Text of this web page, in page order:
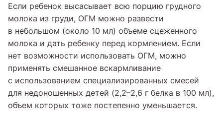
Если ребенок высасывает всю порцию грудного
молока из груди, ОГМ можно развести
в небольшом (около 10 мл) объеме сцеженного
молока и дать ребенку перед кормлением. Если
нет возможности использовать ОГМ, можно
применять смешанное вскармливание
с использованием специализированных смесей
для недоношенных детей (2,2–2,6 г белка в 100 мл),
объем которых тоже постепенно уменьшается.